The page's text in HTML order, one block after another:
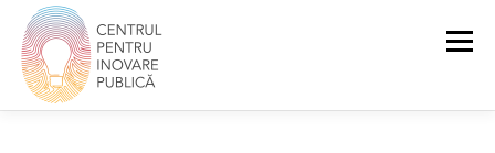
content
Menu